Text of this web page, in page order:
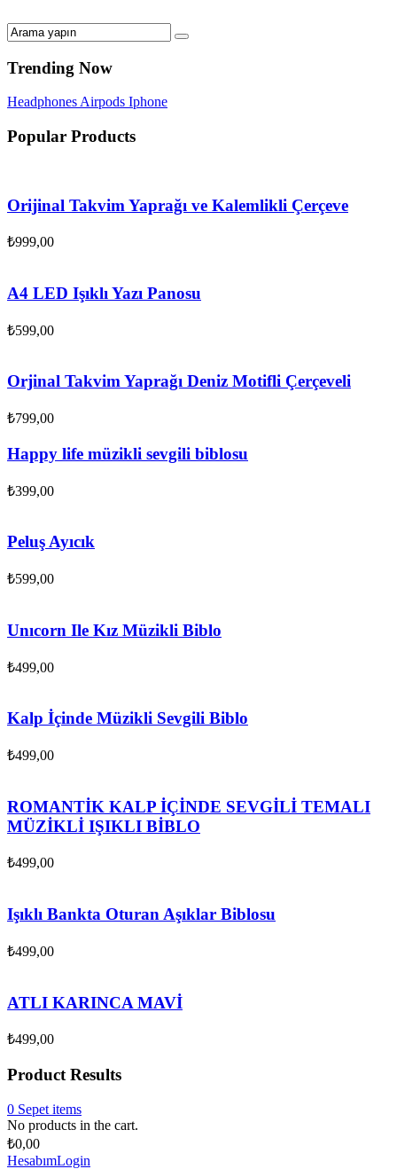
Trending Now
HeadphonesAirpods Iphone
Popular Products
Orijinal Takvim Yaprağı ve Kalemlikli Çerçeve
₺999,00
A4 LED Işıklı Yazı Panosu
₺599,00
Orjinal Takvim Yaprağı Deniz Motifli Çerçeveli
₺799,00
Happy life müzikli sevgili biblosu
₺399,00
Peluş Ayıcık
₺599,00
Unıcorn Ile Kız Müzikli Biblo
₺499,00
Kalp İçinde Müzikli Sevgili Biblo
₺499,00
ROMANTİK KALP İÇİNDE SEVGİLİ TEMALI
MÜZİKLİ IŞIKLI BİBLO
₺499,00
Işıklı Bankta Oturan Aşıklar Biblosu
₺499,00
ATLI KARINCA MAVİ
₺499,00
Product Results
0 Sepet items
No products in the cart.
₺0,00
HesabımLogin